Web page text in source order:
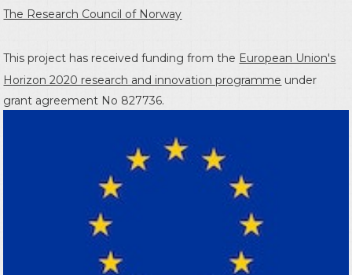
The Research Council of Norway
This project has received funding from the European Union's
Horizon 2020 research and innovation programme under
grant agreement No 827736.